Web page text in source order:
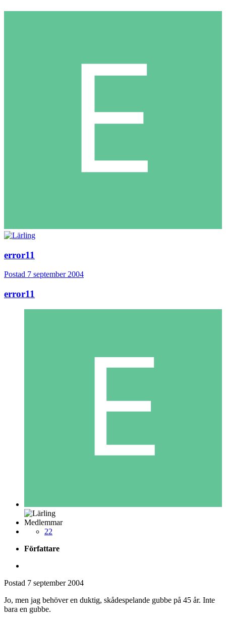
error11
Postad 7 september 2004
error11
Medlemmar
22
Författare
Postad 7 september 2004
Jo, men jag behöver en duktig, skådespelande gubbe på 45 år. Inte
bara en gubbe.